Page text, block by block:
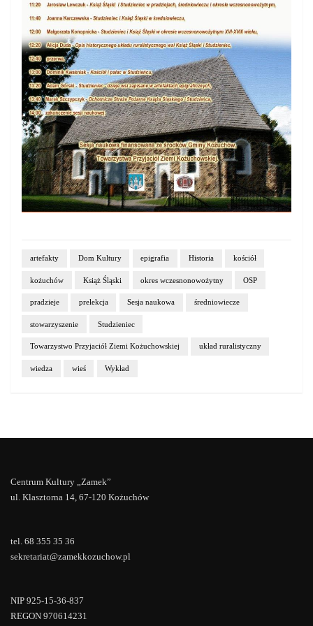
artefakty Dom Kultury epigrafia Historia kościół
kożuchów Książ Śląski okres wczesnonowożytny OSP
pradzieje prelekcja Sesja naukowa średniowiecze
stowarzyszenie Studzieniec
Towarzystwo Przyjaciół Ziemi Kożuchowskiej układ ruralistyczny
wiedza wieś Wykład
Centrum Kultury „Zamek”
ul. Klasztorna 14, 67-120 Kożuchów
tel. 68 355 35 36
sekretariat@zamekkozuchow.pl
NIP 925-15-36-837
REGON 970614231